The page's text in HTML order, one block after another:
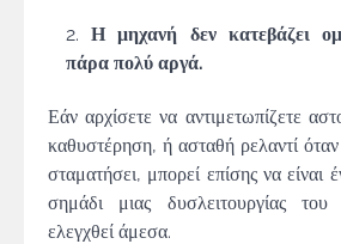
Η μηχανή δεν κατεβάζει
πάρα πολύ αργά.
Εάν αρχίσετε να αντιμετωπίζετε
καθυστέρηση, ή ασταθή ρελαντί όταν
σταματήσει, μπορεί επίσης να είναι
σημάδι μιας δυσλειτουργίας
ελεγχθεί άμεσα.